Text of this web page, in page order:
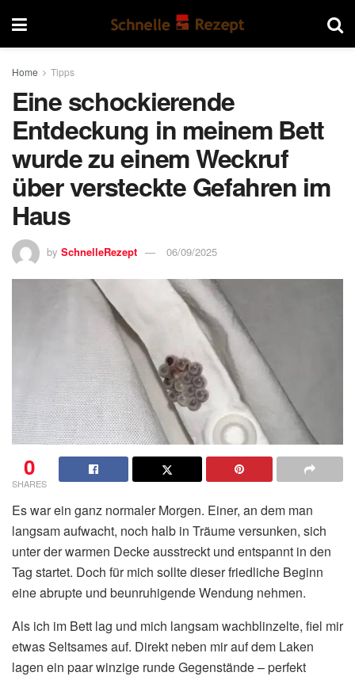
Home Tipps
Eine schockierende
Entdeckung in meinem Bett
wurde zu einem Weckruf
über versteckte Gefahren im
Haus
by SchnelleRezept 06/09/2025
0
SHARES
Es war ein ganz normaler Morgen. Einer, an dem man
langsam aufwacht, noch halb in Träume versunken, sich
unter der warmen Decke ausstreckt und entspannt in den
Tag startet. Doch für mich sollte dieser friedliche Beginn
eine abrupte und beunruhigende Wendung nehmen.
Als ich im Bett lag und mich langsam wachblinzelte, fiel mir
etwas Seltsames auf. Direkt neben mir auf dem Laken
lagen ein paar winzige runde Gegenstände – perfekt